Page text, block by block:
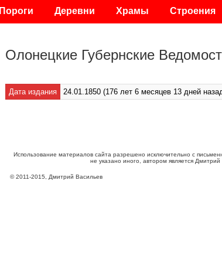
Пороги Деревни Храмы Строения
Олонецкие Губернские
Дата издания 24.01.1850 (176 лет 6 месяцев 13 дней
Использование материалов сайта разрешено исключительно с
не указано иного, автором является
©2011-2015 , Дмитрий Васильев